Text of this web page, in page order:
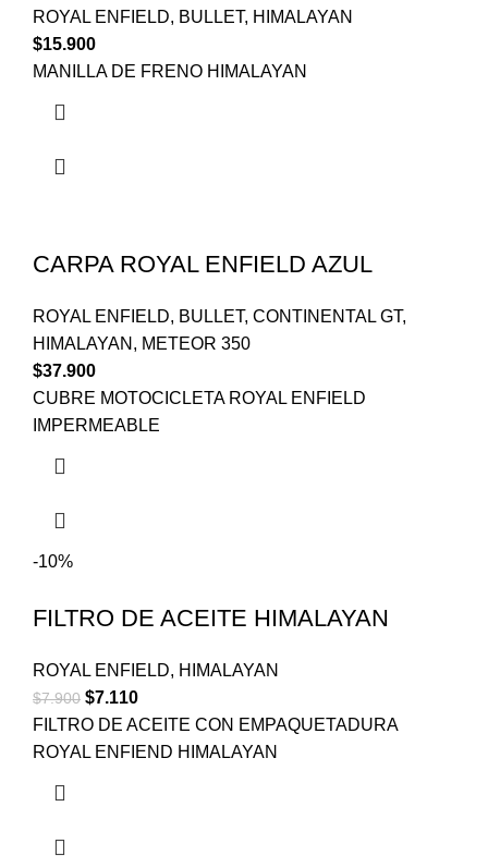
ROYAL ENFIELD, BULLET, HIMALAYAN
$15.900
MANILLA DE FRENO HIMALAYAN
CARPA ROYAL ENFIELD AZUL
ROYAL ENFIELD, BULLET, CONTINENTAL GT,
HIMALAYAN , METEOR 350
$37.900
CUBRE MOTOCICLETA ROYAL ENFIELD
IMPERMEABLE
-10%
FILTRO DE ACEITE HIMALAYAN
ROYAL ENFIELD, HIMALAYAN
$7.900 $7.110
FILTRO DE ACEITE CON EMPAQUETADURA
ROYAL ENFIEND HIMALAYAN